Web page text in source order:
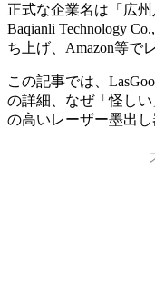
正式な企業名は「広
Baqianli Technology
ち上げ、Amazon等で
この記事では、
の詳細、なぜ「怪し
の高いレーザー墨出